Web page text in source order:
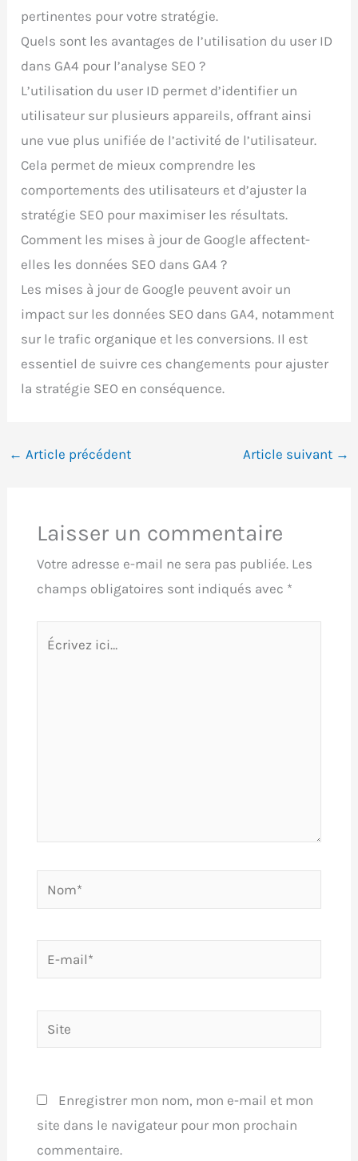
pertinentes pour votre stratégie.
Quels sont les avantages de l’utilisation du user ID
dans GA4 pour l’analyse SEO ?
L’utilisation du user ID permet d’identifier un
utilisateur sur plusieurs appareils, offrant ainsi
une vue plus unifiée de l’activité de l’utilisateur.
Cela permet de mieux comprendre les
comportements des utilisateurs et d’ajuster la
stratégie SEO pour maximiser les résultats.
Comment les mises à jour de Google affectent-
elles les données SEO dans GA4 ?
Les mises à jour de Google peuvent avoir un
impact sur les données SEO dans GA4, notamment
sur le trafic organique et les conversions. Il est
essentiel de suivre ces changements pour ajuster
la stratégie SEO en conséquence.
← Article précédent Article suivant →
Laisser un commentaire
Votre adresse e-mail ne sera pas publiée. Les
champs obligatoires sont indiqués avec *
Écrivez
Nom*
E-
mail*
Site
Enregistrer mon nom, mon e-mail et mon
site dans le navigateur pour mon prochain
commentaire.